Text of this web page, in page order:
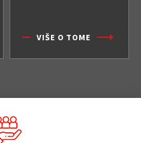
VIŠE O TOME